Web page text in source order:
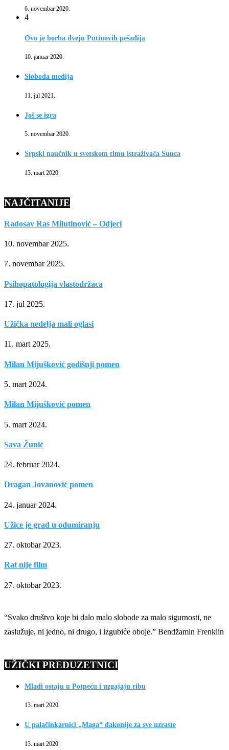
6. novembar 2020.
4
Ovo je borba dveju Putinovih pešadija
10. januar 2020.
Sloboda medija
11. jul 2021.
Još se igra
5. novembar 2020.
Srpski naučnik u svetskom timu istraživača Sunca
13. mart 2020.
NAJČITANIJE
Radosav Ras Milutinović – Odjeci
10. novembar 2025.
7. novembar 2025.
Psihopatologija vlastodržaca
17. jul 2025.
Užička nedelja mali oglasi
11. mart 2025.
Milan Mijušković godišnji pomen
5. mart 2024.
Milan Mijušković pomen
5. mart 2024.
Sava Žunić
24. februar 2024.
Dragan Jovanović pomen
24. januar 2024.
Užice je grad u odumiranju
27. oktobar 2023.
Rat nije film
27. oktobar 2023.
“Svako društvo koje bi dalo malo slobode za malo sigurnosti, ne
zaslužuje, ni jedno, ni drugo, i izgubiće oboje.” Bendžamin Frenklin
UŽIČKI PREDUZETNICI
Mladi ostaju u Potpeću i uzgajaju ribu
13. mart 2020.
U palačinkarnici „Maga“ đakonije za sve uzraste
13. mart 2020.